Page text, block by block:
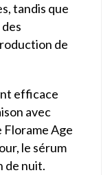
tandis que
de
efficace
avec
Florame Age
le sérum
de nuit.